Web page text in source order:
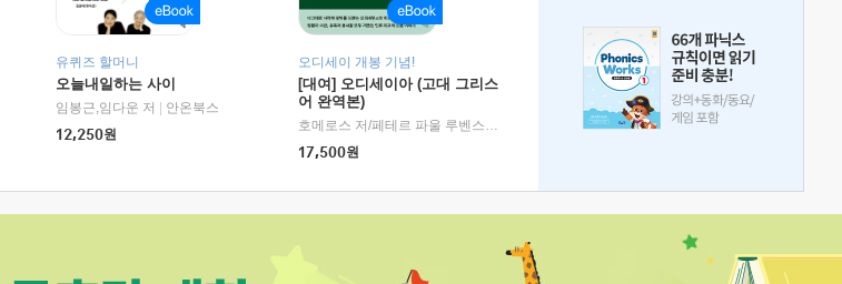
유퀴즈 할머니
오늘내일하는 사이
임봉근,임다운 저
안온북스
12,250원
오디세이 개봉 기념!
[대여] 오디세이아 (고대 그리스
어 완역본)
호메로스 저/페테르 파울 루벤스 그림/박문재 역
현대지성
17,500원